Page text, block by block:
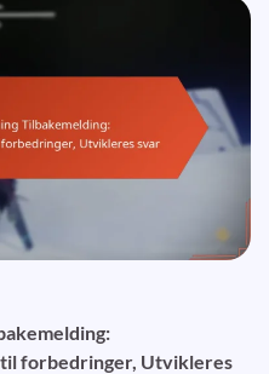
forbedringer, Utvikleres